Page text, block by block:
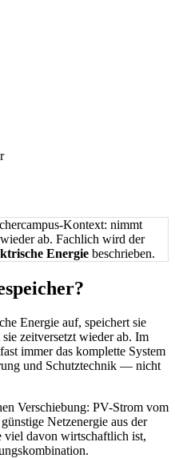
Kontext: nimmt
ab. Fachlich wird der
Energie beschrieben.
Energie auf, speichert sie
zeitversetzt wieder ab. Im
immer das komplette System
und Schutztechnik — nicht
Verschiebung: PV-Strom vom
Netzenergie aus der
viel davon wirtschaftlich ist,